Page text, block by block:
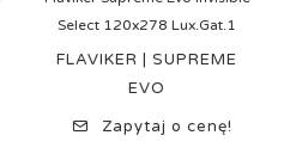
Select 120x278 Lux.Gat.1
FLAVIKER | SUPREME
EVO
Zapytaj o cenę!